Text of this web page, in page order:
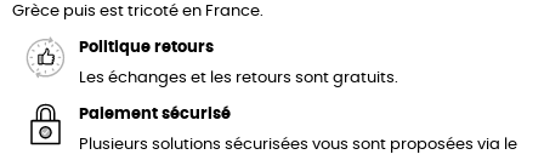
Grèce puis est tricoté en France.
Politique retours
Les échanges et les retours sont gratuits.
Paiement sécurisé
Plusieurs solutions sécurisées vous sont proposées via le